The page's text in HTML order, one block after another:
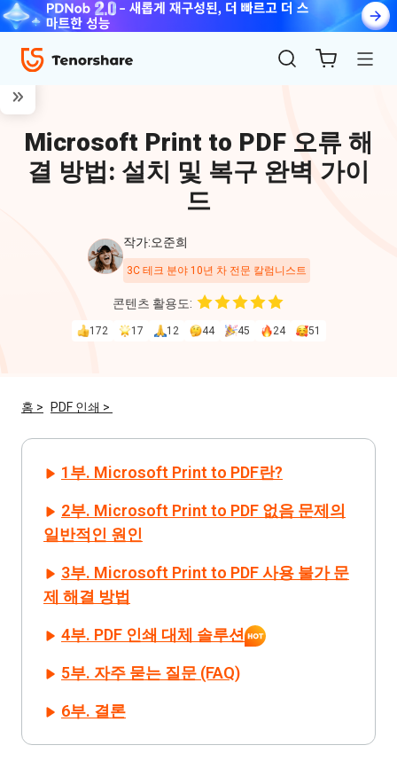
ReiBoot
4uKey
iAnyGo
Microsoft Print to PDF 오류 해
결 방법: 설치 및 복구 완벽 가이
드
작가:오준희
3C 테크 분야 10년 차 전문 칼럼니스트
콘텐츠 활용도:
172 17 12 44 45 24 51
홈 > PDF 인쇄 >
1부. Microsoft Print to PDF란?
2부. Microsoft Print to PDF 없음 문제의
일반적인 원인
3부. Microsoft Print to PDF 사용 불가 문
제 해결 방법
4부. PDF 인쇄 대체 솔루션
5부. 자주 묻는 질문 (FAQ)
6부. 결론